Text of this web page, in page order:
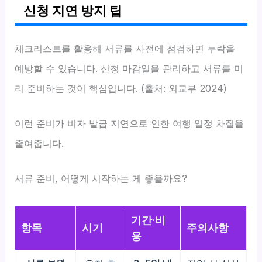
신청 지연 방지 팁
체크리스트를 활용해 서류를 사전에 점검하면 누락을
예방할 수 있습니다. 신청 마감일을 관리하고 서류를 미
리 준비하는 것이 핵심입니다. (출처: 외교부 2024)
이런 준비가 비자 발급 지연으로 인한 여행 일정 차질을
줄여줍니다.
서류 준비, 어떻게 시작하는 게 좋을까요?
항목 시기
기간·비
용
주의사항